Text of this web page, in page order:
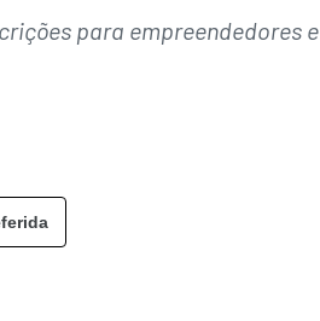
para empreendedores e